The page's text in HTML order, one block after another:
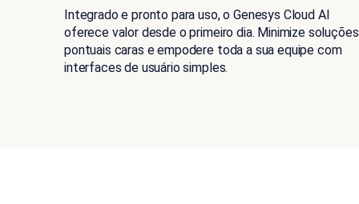
Integrado e pronto para uso, o Genesys Cloud AI
oferece valor desde o primeiro dia. Minimize soluções
pontuais caras e empodere toda a sua equipe com
interfaces de usuário simples.